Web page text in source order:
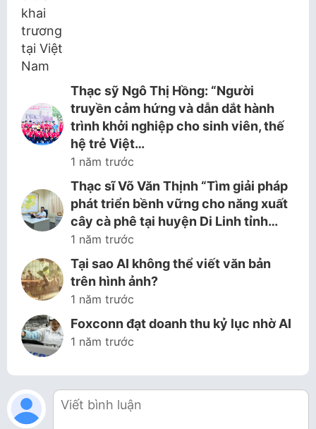
Thạc sỹ Ngô Thị Hồng: “Người
truyền cảm hứng và dẫn dắt hành
trình khởi nghiệp cho sinh viên, thế
hệ trẻ Việt…
1 năm trước
Thạc sĩ Võ Văn Thịnh “Tìm giải pháp
phát triển bềnh vững cho năng xuất
cây cà phê tại huyện Di Linh tỉnh…
1 năm trước
Tại sao AI không thể viết văn bản
trên hình ảnh?
1 năm trước
Foxconn đạt doanh thu kỷ lục nhờ AI
1 năm trước